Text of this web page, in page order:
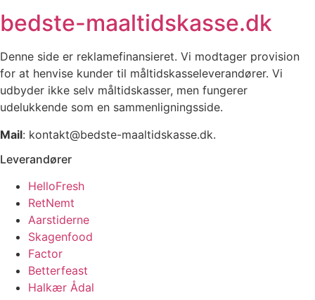
bedste-maaltidskasse.dk
Denne side er reklamefinansieret. Vi modtager provision
for at henvise kunder til måltidskasseleverandører. Vi
udbyder ikke selv måltidskasser, men fungerer
udelukkende som en sammenligningsside.
Mail: kontakt@bedste-maaltidskasse.dk.
Leverandører
HelloFresh
RetNemt
Aarstiderne
Skagenfood
Factor
Betterfeast
Halkær Ådal